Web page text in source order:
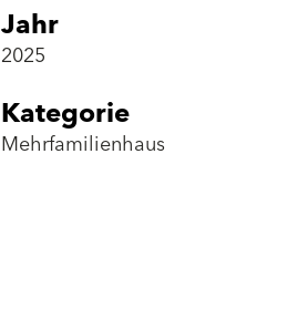
Jahr
2025
Kategorie
Mehrfamilienhaus